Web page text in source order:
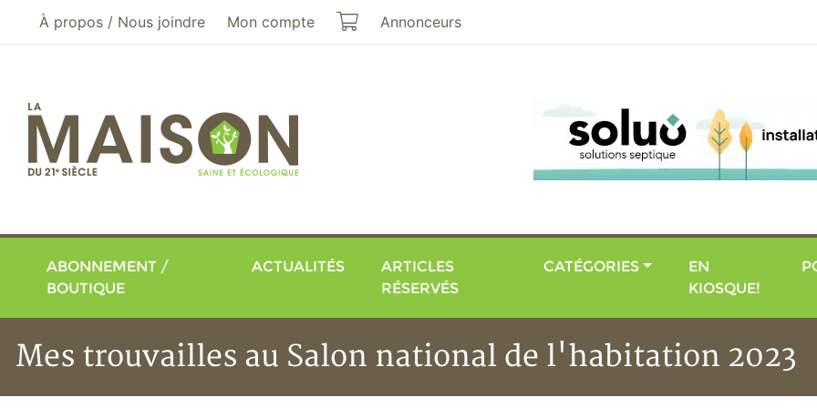
Aller au menu principal
Aller au contenu principal
À propos / Nous joindre Mon compte Mon panier
Annonceurs
ABONNEMENT /
BOUTIQUE
ACTUALITÉS
ARTICLES
RÉSERVÉS
CATÉGORIES
EN
KIOSQUE!
Mes trouvailles au Salon national de l'habitation 2023